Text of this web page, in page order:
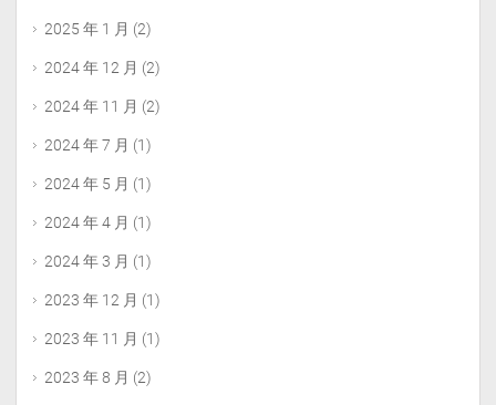
2025 年 1 月 (2)
2024 年 12 月 (2)
2024 年 11 月 (2)
2024 年 7 月 (1)
2024 年 5 月 (1)
2024 年 4 月 (1)
2024 年 3 月 (1)
2023 年 12 月 (1)
2023 年 11 月 (1)
2023 年 8 月 (2)